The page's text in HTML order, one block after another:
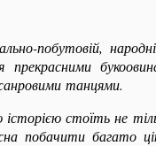
побутовій,
прекрасними
танцями.
стоїть не
побачити багато